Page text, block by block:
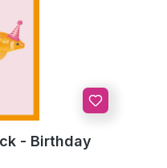
- Birthday